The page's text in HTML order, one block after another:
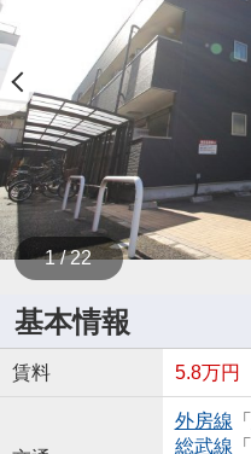
1 / 22
基本情報
賃料 5.8万円
外房線 「
総武線 「